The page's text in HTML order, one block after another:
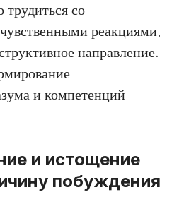
трудиться со
реакциями,
направление.
и компетенций
и истощение
побуждения